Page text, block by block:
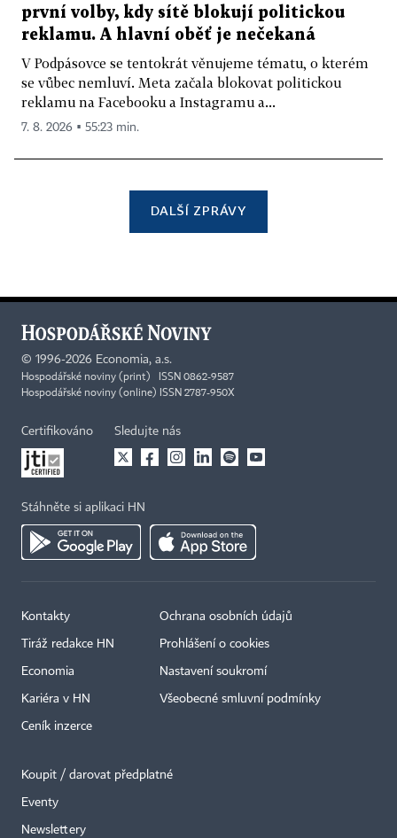
první volby, kdy sítě blokují politickou
reklamu. A hlavní oběť je nečekaná
V Podpásovce se tentokrát věnujeme tématu, o kterém
se vůbec nemluví. Meta začala blokovat politickou
reklamu na Facebooku a Instagramu a...
7. 8. 2026 ▪ 55:23 min.
DALŠÍ ZPRÁVY
© 1996-2026 Economia, a.s.
Hospodářské noviny (print) ISSN 0862-9587
Hospodářské noviny (online) ISSN 2787-950X
Certifikováno Sledujte nás
Stáhněte si aplikaci HN
Kontakty
Tiráž redakce HN
Economia
Kariéra v HN
Ceník inzerce
Ochrana osobních údajů
Prohlášení o cookies
Nastavení soukromí
Všeobecné smluvní podmínky
Koupit / darovat předplatné
Eventy
Newslettery